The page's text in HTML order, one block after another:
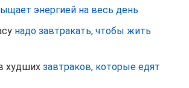
энергией на весь день
надо завтракать, чтобы жить
худших завтраков, которые едят